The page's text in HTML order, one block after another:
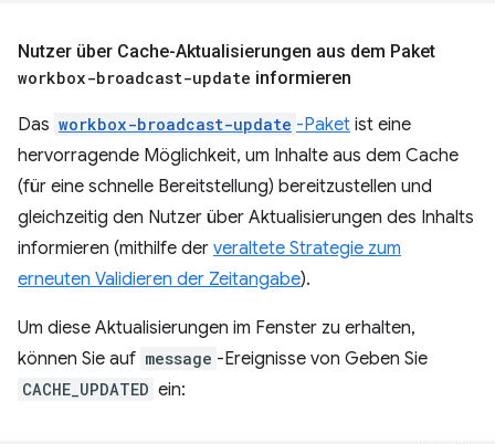
Nutzer über Cache-Aktualisierungen aus dem Paket
workbox-broadcast-update informieren
Das workbox-broadcast-update -Paket ist eine
hervorragende Möglichkeit, um Inhalte aus dem Cache
(für eine schnelle Bereitstellung) bereitzustellen und
gleichzeitig den Nutzer über Aktualisierungen des Inhalts
informieren (mithilfe der veraltete Strategie zum
erneuten Validieren der Zeitangabe).
Um diese Aktualisierungen im Fenster zu erhalten,
können Sie auf message -Ereignisse von Geben Sie
CACHE_UPDATED ein: